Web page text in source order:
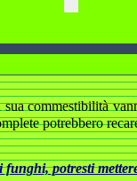
commestibilità
potrebbero
potresti